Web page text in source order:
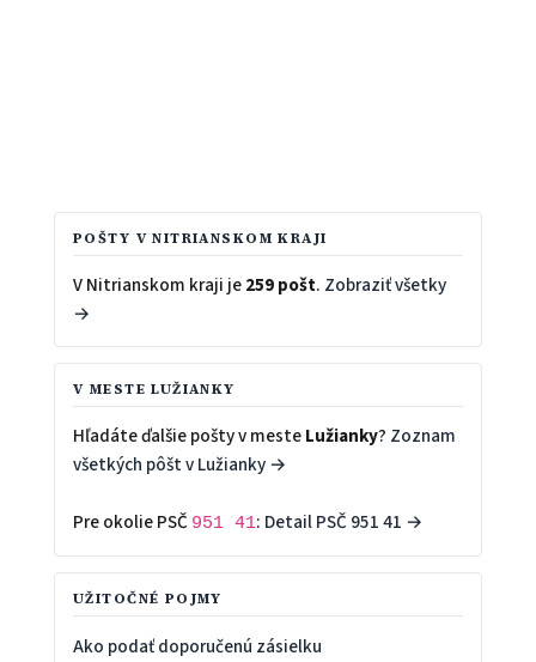
POŠTY V NITRIANSKOM KRAJI
V Nitrianskom kraji je259 pošt. Zobraziť všetky
→
V MESTE LUŽIANKY
Hľadáte ďalšie pošty v mesteLužianky? Zoznam
všetkých pôšt v Lužianky →
Pre okolie PSČ 951 41: Detail PSČ 951 41 →
UŽITOČNÉ POJMY
Ako podať doporučenú zásielku